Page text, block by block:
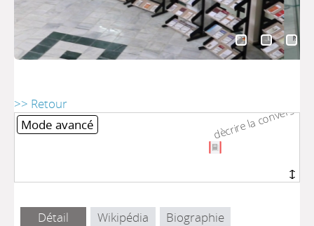
>> Retour dècrire la
dècrire la
Mode avancé
Détail Wikipédia Biographie